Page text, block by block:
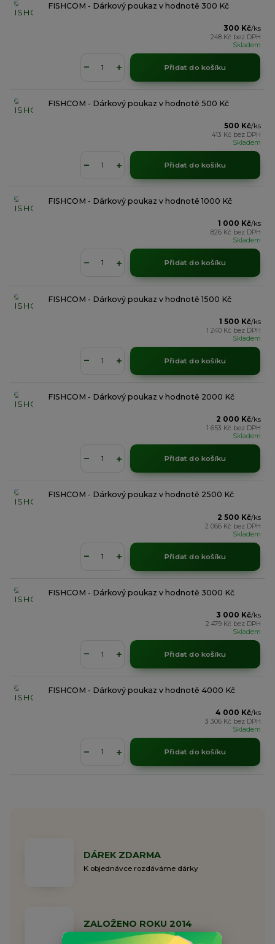
FISHCOM - Dárkový poukaz v hodnotě 300 Kč
300 Kč/ks
248 Kč bez DPH
Skladem
Přidat do košíku
FISHCOM - Dárkový poukaz v hodnotě 500 Kč
500 Kč/ks
413 Kč bez DPH
Skladem
Přidat do košíku
FISHCOM - Dárkový poukaz v hodnotě 1000 Kč
1 000 Kč/ks
826 Kč bez DPH
Skladem
Přidat do košíku
FISHCOM - Dárkový poukaz v hodnotě 1500 Kč
1 500 Kč/ks
1 240 Kč bez DPH
Skladem
Přidat do košíku
FISHCOM - Dárkový poukaz v hodnotě 2000 Kč
2 000 Kč/ks
1 653 Kč bez DPH
Skladem
Přidat do košíku
FISHCOM - Dárkový poukaz v hodnotě 2500 Kč
2 500 Kč/ks
2 066 Kč bez DPH
Skladem
Přidat do košíku
FISHCOM - Dárkový poukaz v hodnotě 3000 Kč
3 000 Kč/ks
2 479 Kč bez DPH
Skladem
Přidat do košíku
FISHCOM - Dárkový poukaz v hodnotě 4000 Kč
4 000 Kč/ks
3 306 Kč bez DPH
Skladem
Přidat do košíku
DÁREK ZDARMA
K objednávce rozdáváme dárky
ZALOŽENO ROKU 2014
Rodinná společnost již 11 let